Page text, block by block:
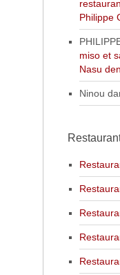
Philippe
miso et
Nasu
Ninou